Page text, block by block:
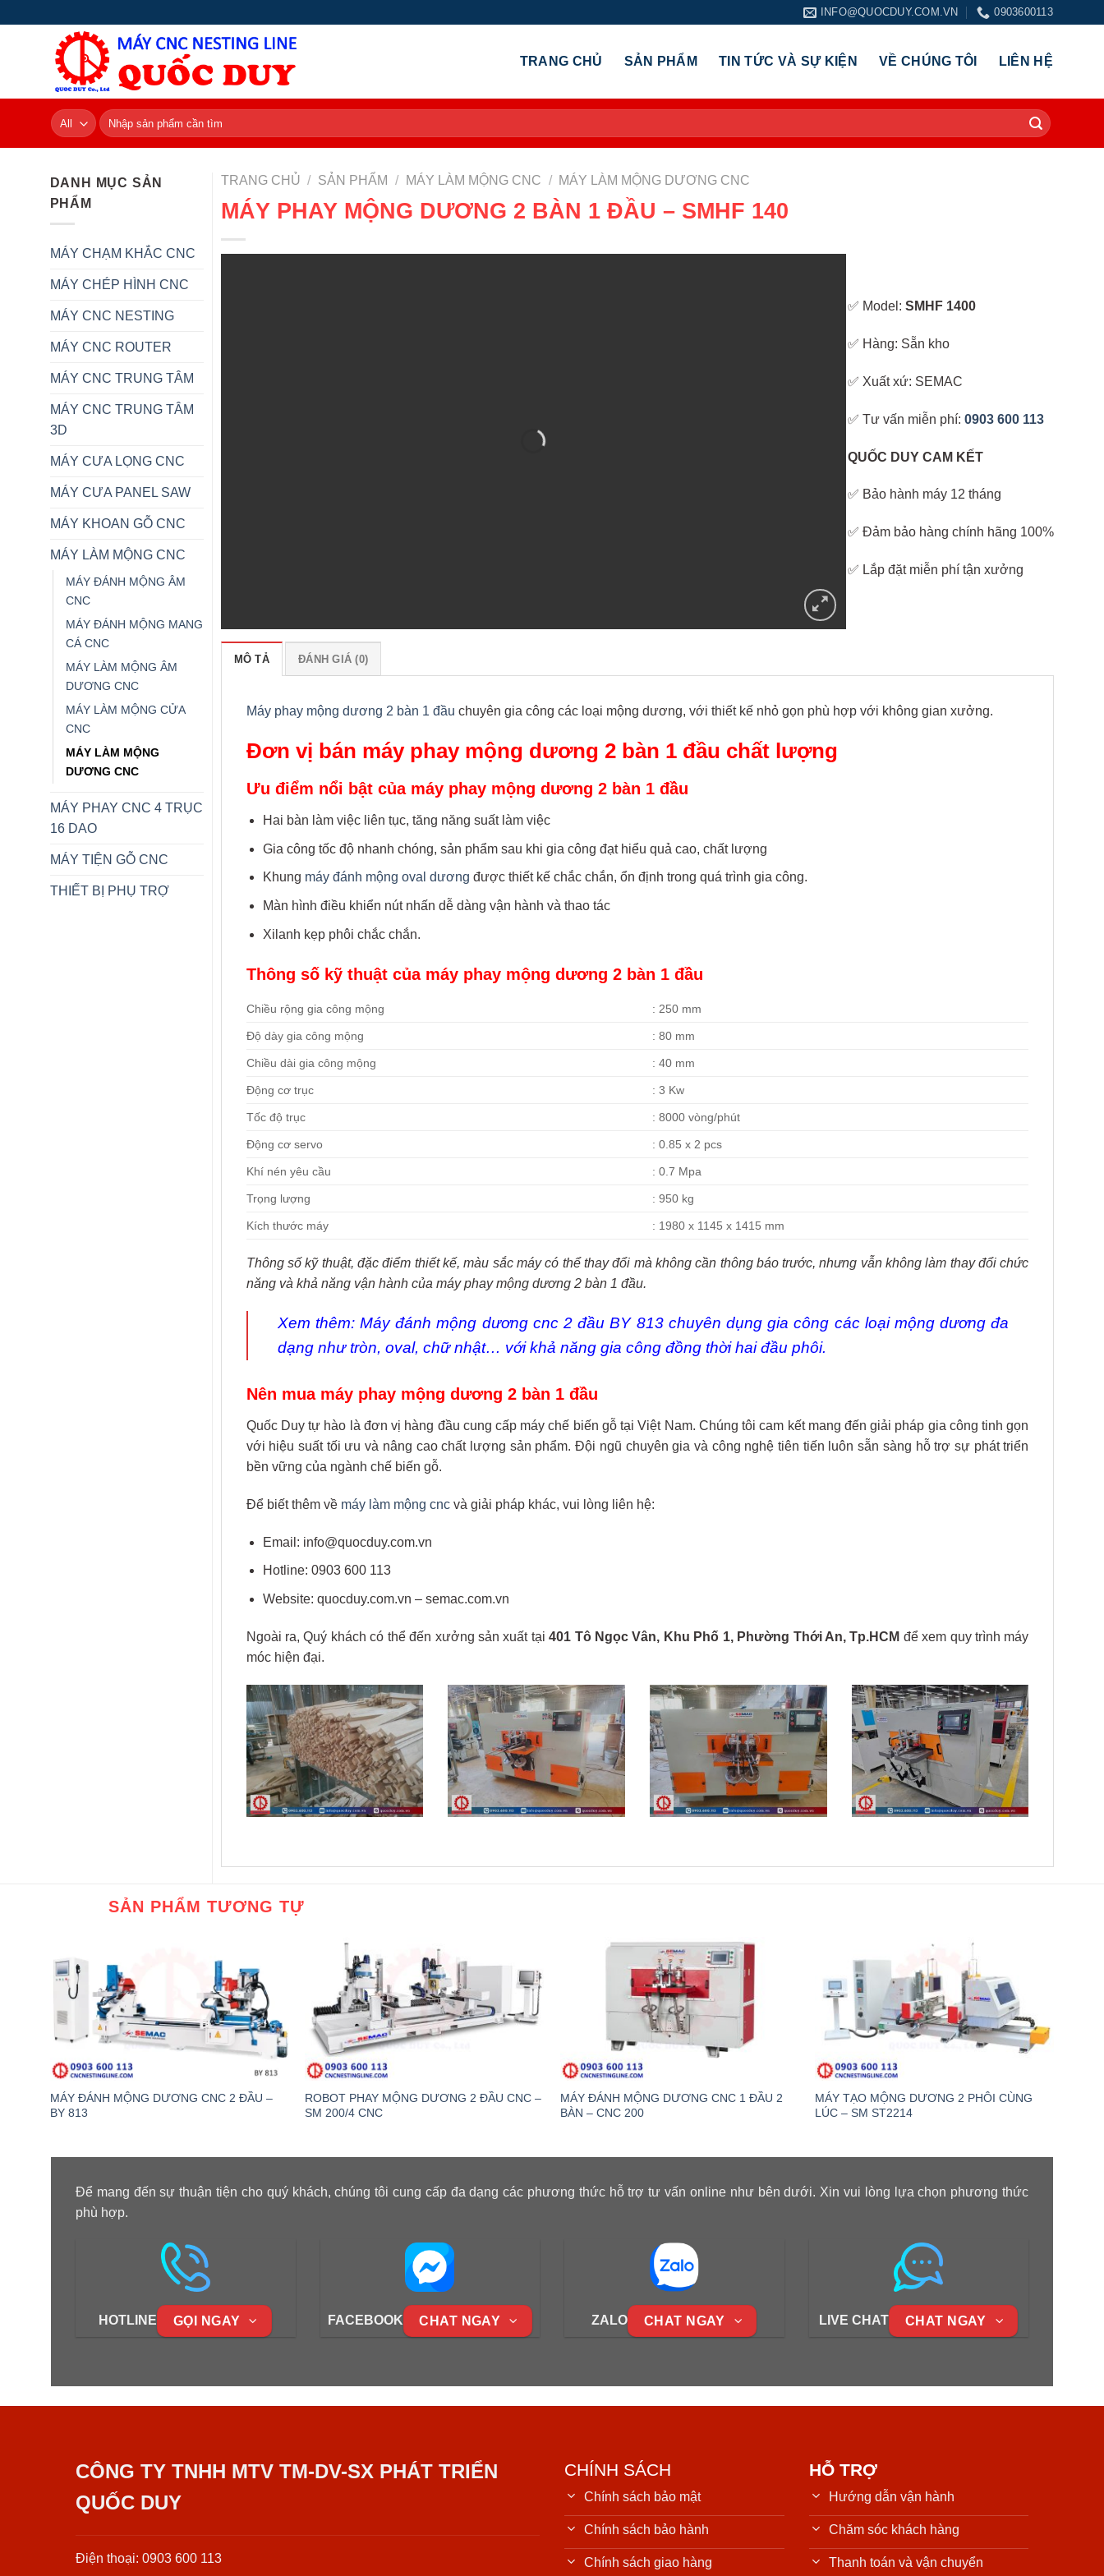
INFO@QUOCDUY.COM.VN 0903600113
TRANG CHỦ SẢN PHẨM TIN TỨC VÀ SỰ KIỆN VỀ CHÚNG TÔI LIÊN HỆ
Tìm
kiếm:
DANH MỤC SẢN
PHẨM
MÁY CHẠM KHẮC CNC
MÁY CHÉP HÌNH CNC
MÁY CNC NESTING
MÁY CNC ROUTER
MÁY CNC TRUNG TÂM
MÁY CNC TRUNG TÂM
3D
MÁY CƯA LỌNG CNC
MÁY CƯA PANEL SAW
MÁY KHOAN GỖ CNC
MÁY LÀM MỘNG CNC
MÁY ĐÁNH MỘNG ÂM
CNC
MÁY ĐÁNH MỘNG MANG
CÁ CNC
MÁY LÀM MỘNG ÂM
DƯƠNG CNC
MÁY LÀM MỘNG CỬA
CNC
MÁY LÀM MỘNG
DƯƠNG CNC
MÁY PHAY CNC 4 TRỤC
16 DAO
MÁY TIỆN GỖ CNC
THIẾT BỊ PHỤ TRỢ
TRANG CHỦ / SẢN PHẨM / MÁY LÀM MỘNG CNC / MÁY LÀM MỘNG DƯƠNG CNC
MÁY PHAY MỘNG DƯƠNG 2 BÀN 1 ĐẦU – SMHF 140
✅ Model:SMHF 1400
✅ Hàng: Sẵn kho
✅ Xuất xứ: SEMAC
✅ Tư vấn miễn phí:0903 600 113
QUỐC DUY CAM KẾT
✅ Bảo hành máy 12 tháng
✅ Đảm bảo hàng chính hãng 100%
✅ Lắp đặt miễn phí tận xưởng
MÔ TẢ ĐÁNH GIÁ (0)
Máy phay mộng dương 2 bàn 1 đầu chuyên gia công các loại mộng dương, với thiết kế nhỏ gọn phù hợp với không gian xưởng.
Đơn vị bán máy phay mộng dương 2 bàn 1 đầu chất lượng
Ưu điểm nổi bật của máy phay mộng dương 2 bàn 1 đầu
Hai bàn làm việc liên tục, tăng năng suất làm việc
Gia công tốc độ nhanh chóng, sản phẩm sau khi gia công đạt hiểu quả cao, chất lượng
Khung máy đánh mộng oval dương được thiết kế chắc chắn, ổn định trong quá trình gia công.
Màn hình điều khiển nút nhấn dễ dàng vận hành và thao tác
Xilanh kẹp phôi chắc chắn.
Thông số kỹ thuật của máy phay mộng dương 2 bàn 1 đầu
Chiều rộng gia công mộng : 250 mm
Độ dày gia công mộng : 80 mm
Chiều dài gia công mộng : 40 mm
Động cơ trục : 3 Kw
Tốc độ trục : 8000 vòng/phút
Động cơ servo : 0.85 x 2 pcs
Khí nén yêu cầu : 0.7 Mpa
Trọng lượng : 950 kg
Kích thước máy : 1980 x 1145 x 1415 mm
Thông số kỹ thuật, đặc điểm thiết kế, màu sắc máy có thể thay đổi mà không cần thông báo trước, nhưng vẫn không làm thay đổi chức
năng và khả năng vận hành của máy phay mộng dương 2 bàn 1 đầu.
Xem thêm:Máy đánh mộng dương cnc 2 đầu BY 813 chuyên dụng gia công các loại mộng dương đa
dạng như tròn, oval, chữ nhật… với khả năng gia công đồng thời hai đầu phôi.
Nên mua máy phay mộng dương 2 bàn 1 đầu
Quốc Duy tự hào là đơn vị hàng đầu cung cấp máy chế biến gỗ tại Việt Nam. Chúng tôi cam kết mang đến giải pháp gia công tinh gọn
với hiệu suất tối ưu và nâng cao chất lượng sản phẩm. Đội ngũ chuyên gia và công nghệ tiên tiến luôn sẵn sàng hỗ trợ sự phát triển
bền vững của ngành chế biến gỗ.
Để biết thêm về máy làm mộng cncvà giải pháp khác, vui lòng liên hệ:
Email: info@quocduy.com.vn
Hotline: 0903 600 113
Website: quocduy.com.vn – semac.com.vn
Ngoài ra, Quý khách có thể đến xưởng sản xuất tại401 Tô Ngọc Vân, Khu Phố 1, Phường Thới An, Tp.HCM để xem quy trình máy
móc hiện đại.
SẢN PHẨM TƯƠNG TỰ
MÁY ĐÁNH MỘNG DƯƠNG CNC 2 ĐẦU –
BY 813
ROBOT PHAY MỘNG DƯƠNG 2 ĐẦU CNC –
SM 200/4 CNC
MÁY ĐÁNH MỘNG DƯƠNG CNC 1 ĐẦU 2
BÀN – CNC 200
MÁY TẠO MỘNG DƯƠNG 2 PHÔI CÙNG
LÚC – SM ST2214
Để mang đến sự thuận tiện cho quý khách, chúng tôi cung cấp đa dạng các phương thức hỗ trợ tư vấn online như bên dưới. Xin vui lòng lựa chọn phương thức
phù hợp.
HOTLINE GỌI NGAY FACEBOOK CHAT NGAY ZALO CHAT NGAY LIVE CHAT CHAT NGAY
CÔNG TY TNHH MTV TM-DV-SX PHÁT TRIỂN
QUỐC DUY
Điện thoại: 0903 600 113
CHÍNH SÁCH
Chính sách bảo mật
Chính sách bảo hành
Chính sách giao hàng
HỖ TRỢ
Hướng dẫn vận hành
Chăm sóc khách hàng
Thanh toán và vận chuyển